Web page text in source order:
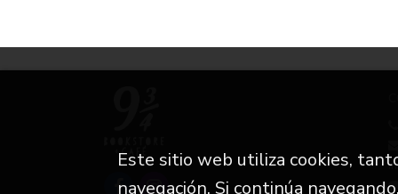
Este sitio web utiliza cookies,
navegación. Si continúa